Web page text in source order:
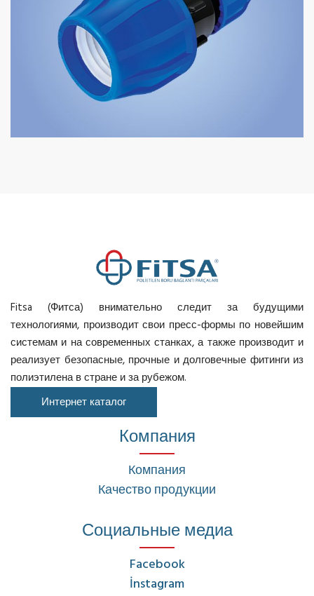
Fitsa (Фитса) внимательно следит за будущими
технологиями, производит свои пресс-формы по новейшим
системам и на современных станках, а также производит и
реализует безопасные, прочные и долговечные фитинги из
полиэтилена в стране и за рубежом.
Интернет каталог
Компания
Компания
Качество продукции
Социальные медиа
Facebook
İnstagram